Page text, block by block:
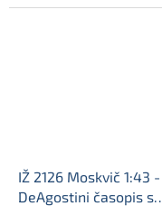
IŽ 2126 Moskvič 1:43 -
DeAgostini časopis s